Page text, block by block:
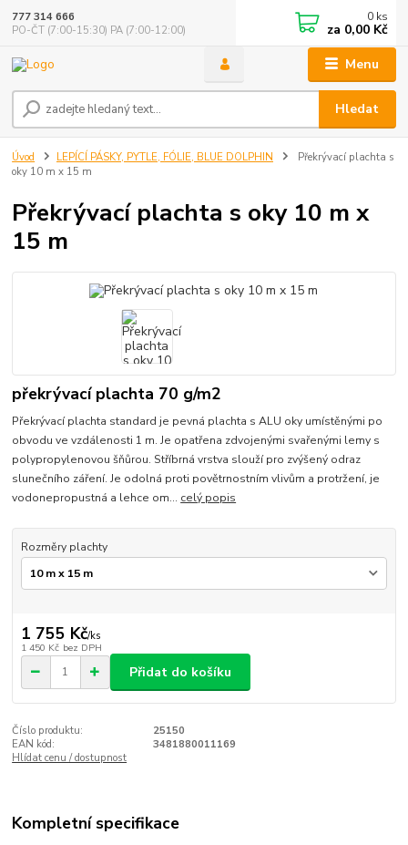
Menu
Hledat
777 314 666
PO-ČT (7:00-15:30) PA (7:00-12:00)
0 ks
za 0,00 Kč
Úvod LEPÍCÍ PÁSKY, PYTLE, FÓLIE, BLUE DOLPHIN
Překrývací plachta s
oky 10 m x 15 m
Překrývací plachta s oky 10 m x
15 m
překrývací plachta 70 g/m2
Překrývací plachta standard je pevná plachta s ALU oky umístěnými po
obvodu ve vzdálenosti 1 m. Je opatřena zdvojenými svařenými lemy s
polypropylenovou šňůrou. Stříbrná vrstva slouží pro zvýšený odraz
slunečního záření. Je odolná proti povětrnostním vlivům a protržení, je
vodonepropustná a lehce om... celý popis
Rozměry plachty
1 755 Kč/ks
1 450 Kč bez DPH
Přidat do košíku
Číslo produktu:
25150
EAN kód:
3481880011169
Hlídat cenu / dostupnost
Kompletní specifikace